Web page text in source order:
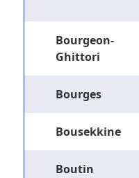
Bourgeon-
Ghittori
Bourges
Bousekkine
Boutin